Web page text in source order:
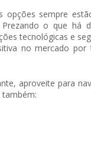
opções sempre
o que há
tecnológicas e
no mercado
aproveite para
também: